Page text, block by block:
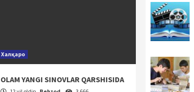
Халқаро
OLAM YANGI SINOVLAR QARSHISIDA